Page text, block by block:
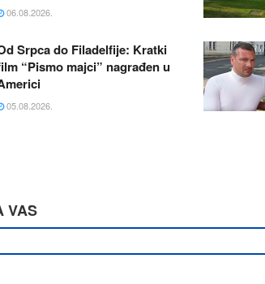
06.08.2026.
Srpca do Filadelfije: Kratki
“Pismo majci” nagrađen u
05.08.2026.
VAS